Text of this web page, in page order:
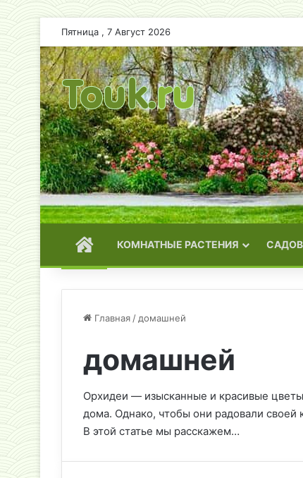
Пятница , 7 Август 2026
ГЛАВНАЯКОМНАТНЫЕ РАСТЕНИЯ
Главная / домашней
домашней
Орхидеи — изысканные и красивые
дома. Однако, чтобы они радовали
В этой статье мы расскажем…